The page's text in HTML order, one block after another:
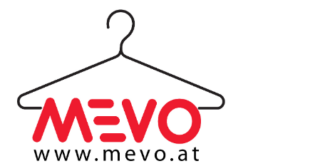
Zur Hauptnavigation springen